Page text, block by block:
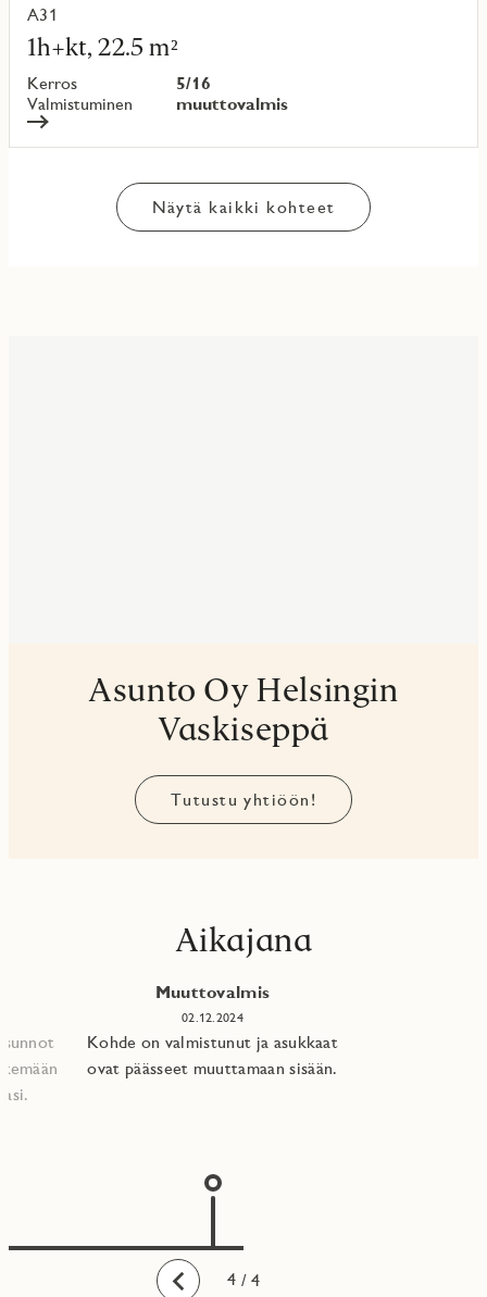
A31
1h+kt, 22.5 m²
Kerros
5/16
Valmistuminen
muuttovalmis
Lue
lisää
kohteesta
Näytä kaikki kohteet
Asunto Oy Helsingin
Vaskiseppä
Tutustu yhtiöön!
Aikajana
Taaksepäin
Muuttovalmis
02.12.2024
Kohde on valmistunut ja asukkaat
ovat päässeet muuttamaan sisään.
1
2
3
4 / 4